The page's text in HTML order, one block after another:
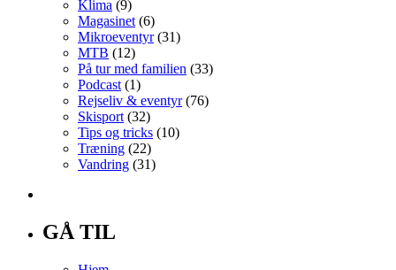
Klima (9)
Magasinet (6)
Mikroeventyr(31)
MTB (12)
På tur med familien (33)
Podcast (1)
Rejseliv & eventyr(76)
Skisport (32)
Tips og tricks (10)
Træning (22)
Vandring (31)
GÅ TIL